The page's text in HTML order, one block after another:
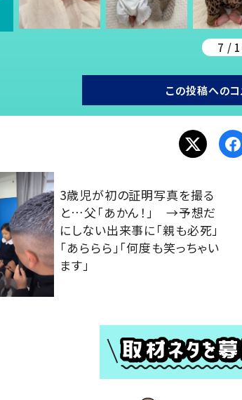
7 /
この投稿へのコ
3歳児が初の証明写真を撮る
と…父「あかん！」 →予想だ
にしない出来事に「親も必死」
「あららら」「何度も笑っちゃい
ます」